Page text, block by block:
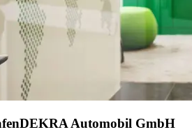
DEKRA Automobil GmbH